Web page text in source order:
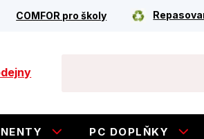
COMFOR pro školy
PC DOPLŇKY